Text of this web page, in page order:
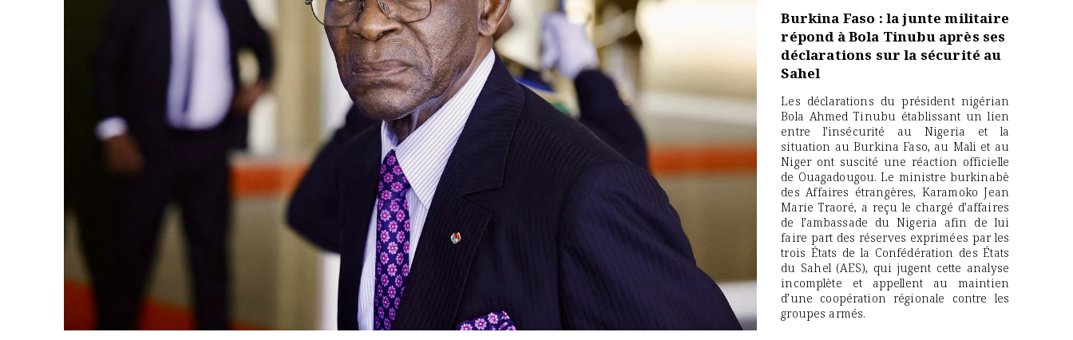
Burkina Faso : la junte militaire
répond à Bola Tinubu après ses
déclarations sur la sécurité au
Sahel
Les déclarations du président nigérian
Bola Ahmed Tinubu établissant un lien
entre l’insécurité au Nigeria et la
situation au Burkina Faso, au Mali et au
Niger ont suscité une réaction officielle
de Ouagadougou. Le ministre burkinabè
des Affaires étrangères, Karamoko Jean
Marie Traoré, a reçu le chargé d’affaires
de l’ambassade du Nigeria afin de lui
faire part des réserves exprimées par les
trois États de la Confédération des États
du Sahel (AES), qui jugent cette analyse
incomplète et appellent au maintien
d’une coopération régionale contre les
groupes armés.